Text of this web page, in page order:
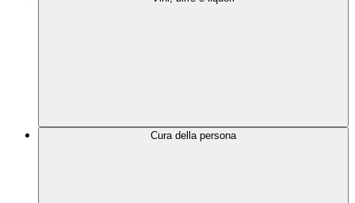
Cura della persona